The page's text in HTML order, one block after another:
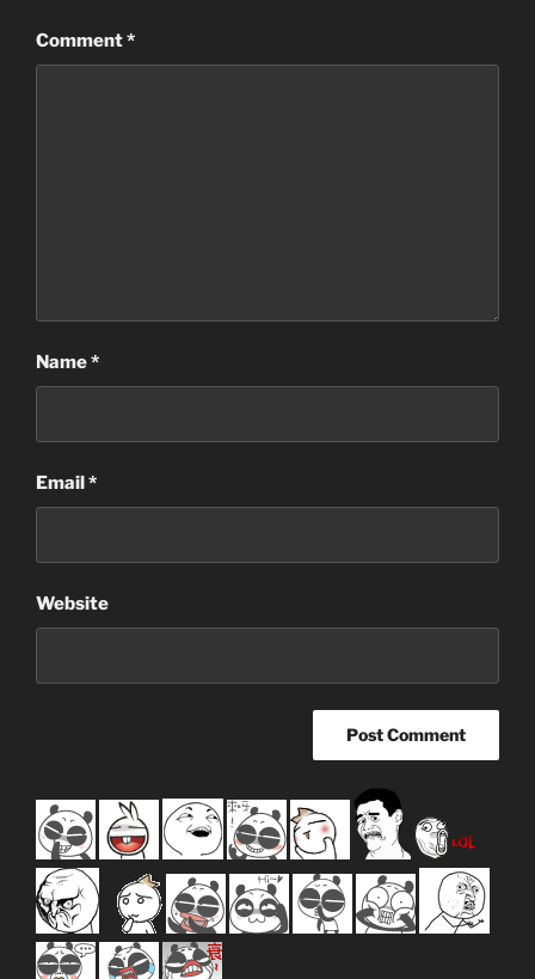
Comment*
Name*
Email *
Website